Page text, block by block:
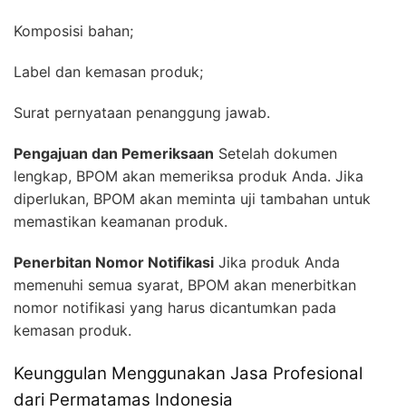
Komposisi bahan;
Label dan kemasan produk;
Surat pernyataan penanggung jawab.
Pengajuan dan Pemeriksaan Setelah dokumen
lengkap, BPOM akan memeriksa produk Anda. Jika
diperlukan, BPOM akan meminta uji tambahan untuk
memastikan keamanan produk.
Penerbitan Nomor Notifikasi Jika produk Anda
memenuhi semua syarat, BPOM akan menerbitkan
nomor notifikasi yang harus dicantumkan pada
kemasan produk.
Keunggulan Menggunakan Jasa Profesional
dari Permatamas Indonesia